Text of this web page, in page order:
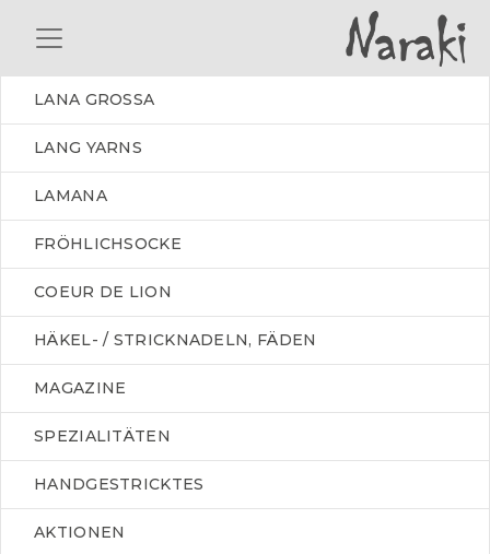
LANA GROSSA
LANG YARNS
LAMANA
FRÖHLICHSOCKE
COEUR DE LION
HÄKEL- / STRICKNADELN, FÄDEN
MAGAZINE
SPEZIALITÄTEN
HANDGESTRICKTES
AKTIONEN